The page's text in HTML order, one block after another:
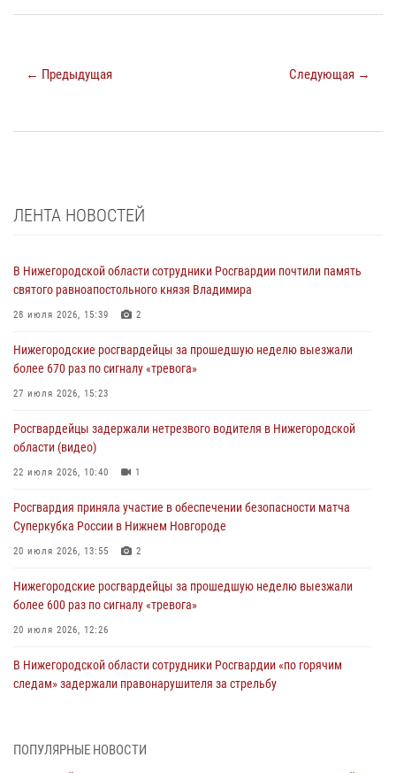
← Предыдущая Следующая →
ЛЕНТА НОВОСТЕЙ
В Нижегородской области сотрудники Росгвардии почтили память
святого равноапостольного князя Владимира
28 июля 2026, 15:39 2
Нижегородские росгвардейцы за прошедшую неделю выезжали
более 670 раз по сигналу «тревога»
27 июля 2026, 15:23
Росгвардейцы задержали нетрезвого водителя в Нижегородской
области (видео)
22 июля 2026, 10:40 1
Росгвардия приняла участие в обеспечении безопасности матча
Суперкубка России в Нижнем Новгороде
20 июля 2026, 13:55 2
Нижегородские росгвардейцы за прошедшую неделю выезжали
более 600 раз по сигналу «тревога»
20 июля 2026, 12:26
В Нижегородской области сотрудники Росгвардии «по горячим
следам» задержали правонарушителя за стрельбу
В Нижегородской области продолжаются мероприятия в рамках
ПОПУЛЯРНЫЕ НОВОСТИ